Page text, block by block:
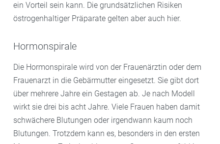
ein Vorteil sein kann. Die grundsätzlichen Risiken
östrogenhaltiger Präparate gelten aber auch hier.
Hormonspirale
Die Hormonspirale wird von der Frauenärztin oder dem
Frauenarzt in die Gebärmutter eingesetzt. Sie gibt dort
über mehrere Jahre ein Gestagen ab. Je nach Modell
wirkt sie drei bis acht Jahre. Viele Frauen haben damit
schwächere Blutungen oder irgendwann kaum noch
Blutungen. Trotzdem kann es, besonders in den ersten